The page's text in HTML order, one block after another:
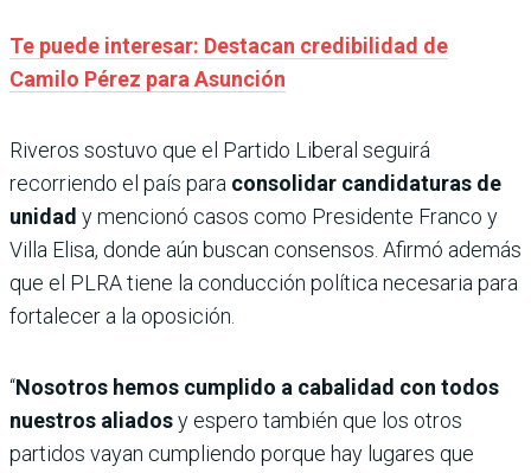
Te puede interesar: Destacan credibilidad de
Camilo Pérez para Asunción
Riveros sostuvo que el Partido Liberal seguirá
recorriendo el país para consolidar candidaturas de
unidad y mencionó casos como Presidente Franco y
Villa Elisa, donde aún buscan consensos. Afirmó además
que el PLRA tiene la conducción política necesaria para
fortalecer a la oposición.
“Nosotros hemos cumplido a cabalidad con todos
nuestros aliadosy espero también que los otros
partidos vayan cumpliendo porque hay lugares que